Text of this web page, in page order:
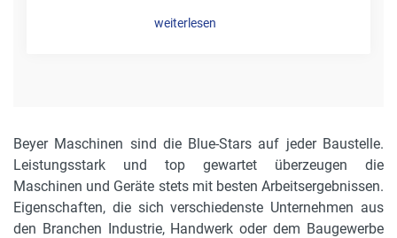
weiterlesen
Beyer Maschinen sind die Blue-Stars auf jeder Baustelle.
Leistungsstark und top gewartet überzeugen die
Maschinen und Geräte stets mit besten Arbeitsergebnissen.
Eigenschaften, die sich verschiedenste Unternehmen aus
den Branchen Industrie, Handwerk oder dem Baugewerbe